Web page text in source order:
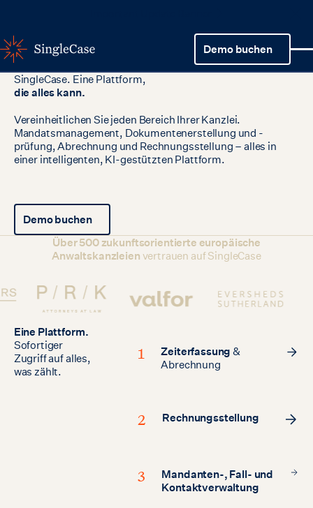
Demo buchen
Demo buchen
SingleCase. Eine Plattform,
die alles kann.
Vereinheitlichen Sie jeden Bereich Ihrer Kanzlei.
Mandatsmanagement, Dokumentenerstellung und -
prüfung, Abrechnung und Rechnungsstellung – alles in
einer intelligenten, KI-gestützten Plattform.
Demo buchen
Demo buchen
Über 500 zukunftsorientierte europäische
Anwaltskanzleien vertrauen auf SingleCase
Eine Plattform.
Sofortiger
Zugriffaufalles,
was zählt.
1 Zeiterfassung &
Abrechnung
2 Rechnungsstellung
3
Mandanten-, Fall- und
Kontaktverwaltung